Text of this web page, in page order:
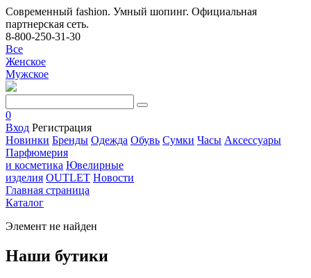
Современный fashion. Умный шопинг. Официальная
партнерская сеть.
8-800-250-31-30
Все
Женское
Мужское
0
Вход Регистрация
Новинки Бренды Одежда Обувь Сумки Часы Аксессуары
Парфюмерия
и косметика Ювелирные
изделия OUTLET Новости
Главная страница
Каталог
Элемент не найден
Наши бутики